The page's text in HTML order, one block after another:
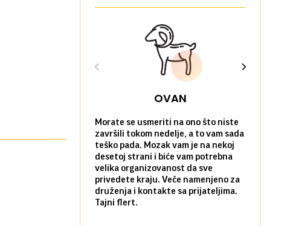
OVAN
Morate se usmeriti na ono što niste
završili tokom nedelje, a to vam sada
teško pada. Mozak vam je na nekoj
desetoj strani i biće vam potrebna
velika organizovanost da sve
privedete kraju. Veče namenjeno za
druženja i kontakte sa prijateljima.
Tajni flert.